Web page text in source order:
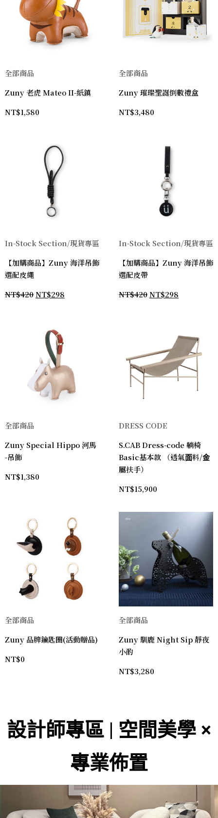
全部商品
Zuny 老虎 Mateo II-紙鎮
NT$1,580
全部商品
Zuny 璀璨聖誕倒數禮盒
NT$3,480
In-Stock Section/現貨專區
【加購商品】Zuny 海洋吊飾
選配皮繩
NT$420NT$298
In-Stock Section/現貨專區
【加購商品】Zuny 海洋吊飾
選配皮帶
NT$420NT$298
全部商品
Zuny Special Hippo 河馬
-吊飾
NT$1,380
DRESS CODE
S.CAB Dress-code 躺椅
Basic基本款 （透氣⾯料/⾦
屬扶⼿）
NT$15,900
全部商品
Zuny 品牌鑰匙圈(活動贈品)
NT$0
全部商品
Zuny 馴鹿 Night Sip 靜夜
小酌
NT$3,280
設計師專區 | 空間美學 ×
專業佈置